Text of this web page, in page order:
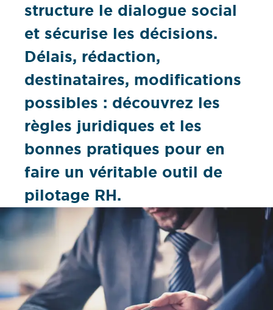
structure le dialogue social
et sécurise les décisions.
Délais, rédaction,
destinataires, modifications
possibles : découvrez les
règles juridiques et les
bonnes pratiques pour en
faire un véritable outil de
pilotage RH.